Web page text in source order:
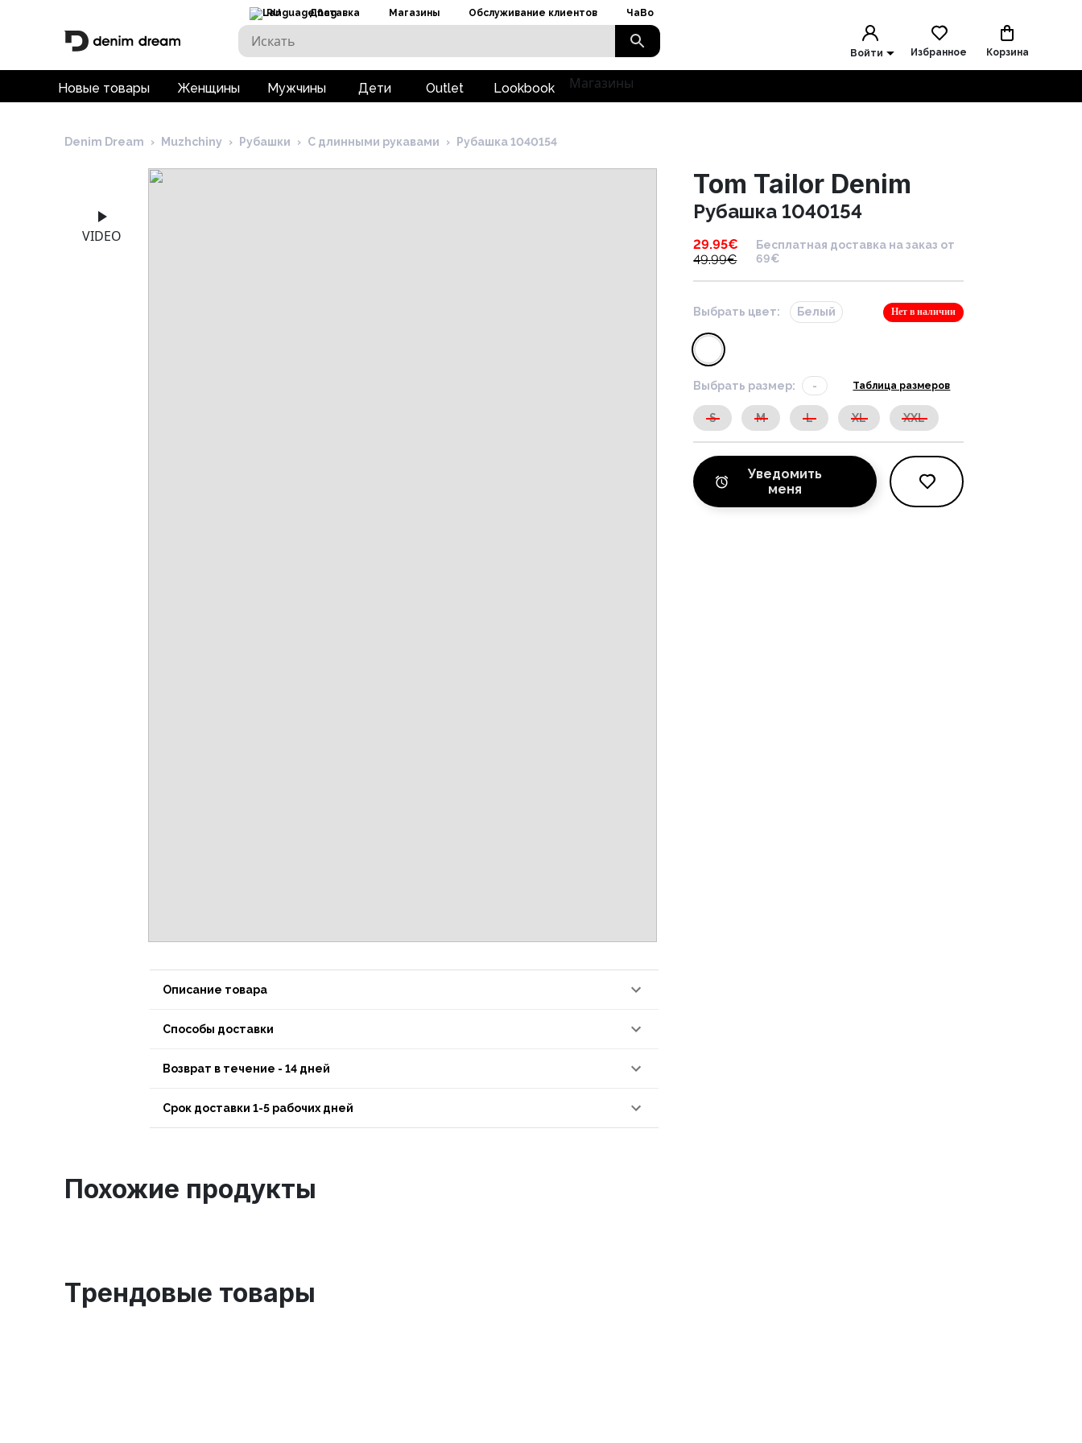
RU Доставка Магазины Обслуживание клиентов ЧаВо
Войти Избранное Корзина
Новые товары Женщины Мужчины Дети Outlet Lookbook Магазины
Denim Dream › Muzhchiny › Рубашки › С длинными рукавами › Рубашка 1040154
VIDEO
Описание товара
Способы доставки
Возврат в течение - 14 дней
Срок доставки 1-5 рабочих дней
Tom Tailor Denim
Рубашка 1040154
29.95€
49.99€
Бесплатная доставка на заказ от
69€
Выбрать цвет: Белый Нет в наличии
Выбрать размер: - Таблица размеров
S M L XL XXL
Уведомить
меня
Похожие продукты
Tрендовые товары